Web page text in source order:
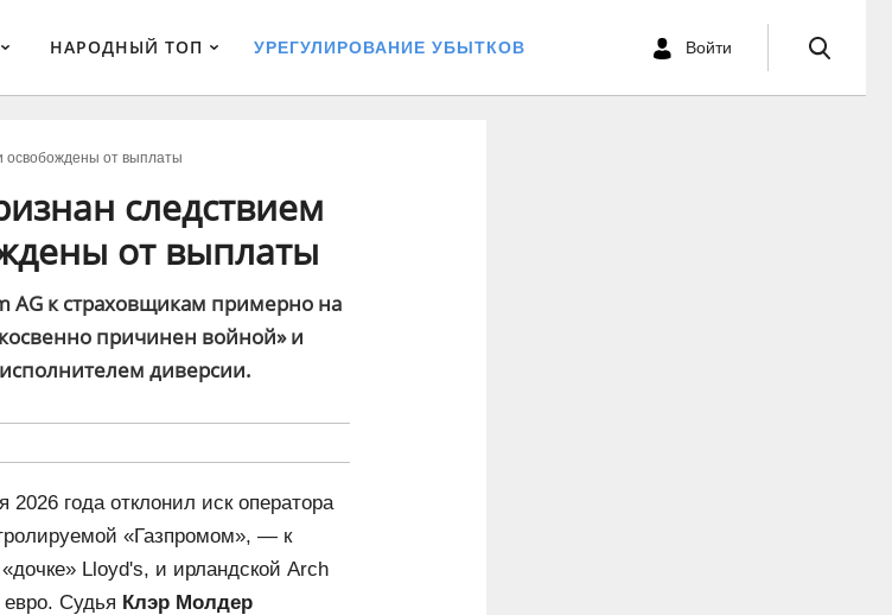
НАРОДНЫЙ ТОП УРЕГУЛИРОВАНИЕ УБЫТКОВ Войти
освобождены от выплаты
следствием
от выплаты
AG к страховщикам примерно на
причинен войной» и
диверсии.
года отклонил иск оператора
«Газпромом», — к
Lloyd's, и ирландской Arch
Судья Клэр Молдер